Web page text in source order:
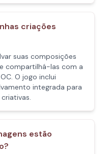
criações
suas composições
compartilhá-las com a
O jogo inclui
integrada para
estão